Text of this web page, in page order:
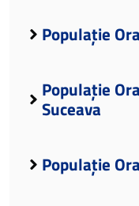
Populație
Populație
Suceava
Populație